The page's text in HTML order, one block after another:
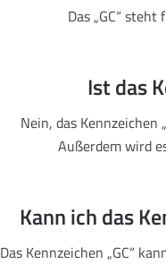
Das „GC“
Ist das
Nein, das Kennzeichen
Außerdem wird
Kann ich das
Das Kennzeichen „GC“